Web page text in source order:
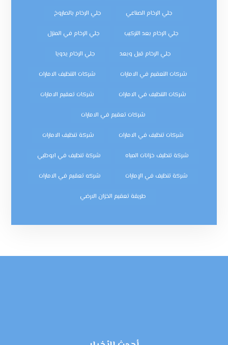
جلي الرخام الصناعي جلي الرخام بالصاروخ
جلي الرخام بعد التركيب جلي الرخام في المنزل
جلي الرخام قبل وبعد جلي الرخام يدويا
شركات التعقيم في الامارات شركات التنظيف الامارات
شركات التنظيف في الامارات شركات تعقيم الامارات
شركات تعقيم في الامارات
شركات تنظيف في الامارات شركة تنظيف الامارات
شركة تنظيف خزانات المياه شركة تنظيف في ابوظبي
شركة تنظيف في الإمارات شركه تعقيم في الامارات
طريقة تعقيم الخزان الارضي